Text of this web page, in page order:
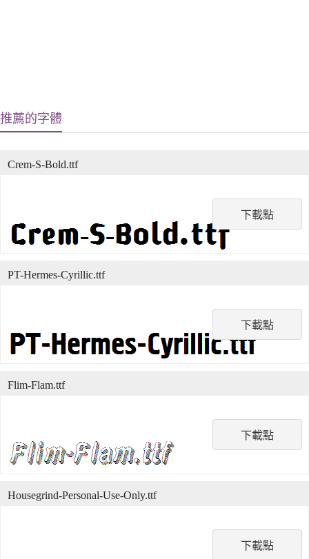
推薦的字體
下載點
Crem-S-Bold.ttf
下載點
PT-Hermes-Cyrillic.ttf
下載點
Flim-Flam.ttf
下載點
Housegrind-Personal-Use-Only.ttf